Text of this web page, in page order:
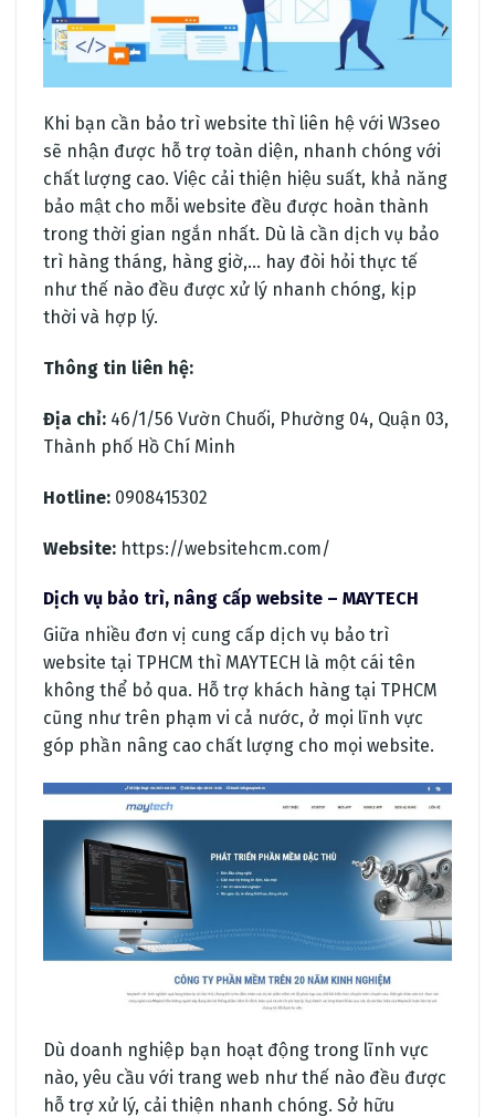
Khi bạn cần bảo trì website thì liên hệ với W3seo
sẽ nhận được hỗ trợ toàn diện, nhanh chóng với
chất lượng cao. Việc cải thiện hiệu suất, khả năng
bảo mật cho mỗi website đều được hoàn thành
trong thời gian ngắn nhất. Dù là cần dịch vụ bảo
trì hàng tháng, hàng giờ,… hay đòi hỏi thực tế
như thế nào đều được xử lý nhanh chóng, kịp
thời và hợp lý.
Thông tin liên hệ:
Địa chỉ: 46/1/56 Vườn Chuối, Phường 04, Quận 03,
Thành phố Hồ Chí Minh
Hotline: 0908415302
Website: https://websitehcm.com/
Dịch vụ bảo trì, nâng cấp website – MAYTECH
Giữa nhiều đơn vị cung cấp dịch vụ bảo trì
website tại TPHCM thì MAYTECH là một cái tên
không thể bỏ qua. Hỗ trợ khách hàng tại TPHCM
cũng như trên phạm vi cả nước, ở mọi lĩnh vực
góp phần nâng cao chất lượng cho mọi website.
Dù doanh nghiệp bạn hoạt động trong lĩnh vực
nào, yêu cầu với trang web như thế nào đều được
hỗ trợ xử lý, cải thiện nhanh chóng. Sở hữu